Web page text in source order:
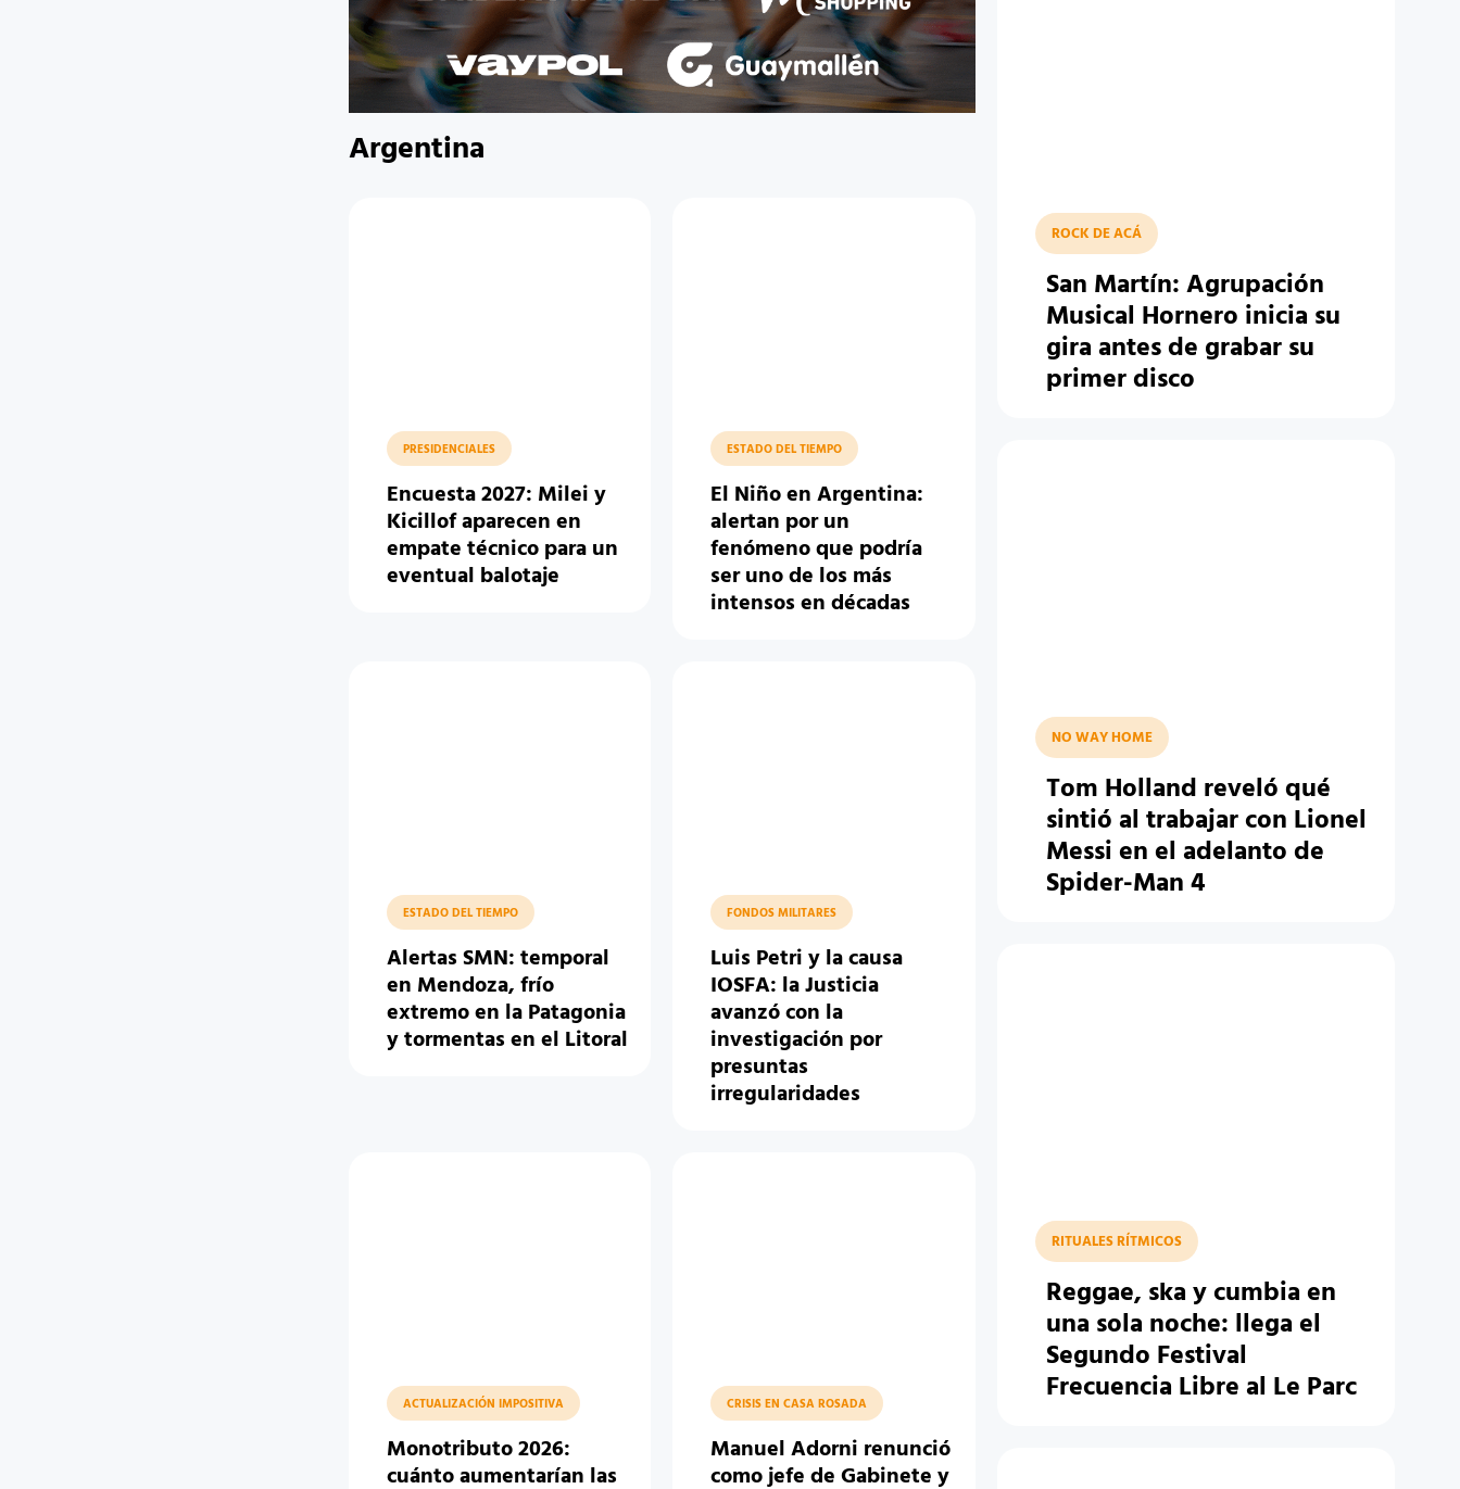
Argentina
PRESIDENCIALES
Encuesta 2027: Milei y
Kicillof aparecen en
empate técnico para un
eventual balotaje
ESTADO DEL TIEMPO
El Niño en Argentina:
alertan por un
fenómeno que podría
ser uno de los más
intensos en décadas
ESTADO DEL TIEMPO
Alertas SMN: temporal
en Mendoza, frío
extremo en la Patagonia
y tormentas en el Litoral
FONDOS MILITARES
Luis Petri y la causa
IOSFA: la Justicia
avanzó con la
investigación por
presuntas
irregularidades
ACTUALIZACIÓN IMPOSITIVA
Monotributo 2026:
cuánto aumentarían las
CRISIS EN CASA ROSADA
Manuel Adorni renunció
como jefe de Gabinete y
ROCK DE ACÁ
San Martín: Agrupación
Musical Hornero inicia su
gira antes de grabar su
primer disco
NO WAY HOME
Tom Holland reveló qué
sintió al trabajar con Lionel
Messi en el adelanto de
Spider-Man 4
RITUALES RÍTMICOS
Reggae, ska y cumbia en
una sola noche: llega el
Segundo Festival
Frecuencia Libre al Le Parc